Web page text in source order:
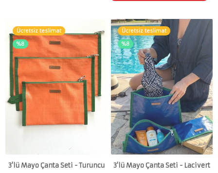
Ücretsiz teslimat
%8
3'lü Mayo Çanta Seti - Turuncu
Ücretsiz teslimat
%8
3'lü Mayo Çanta Seti - Lacivert